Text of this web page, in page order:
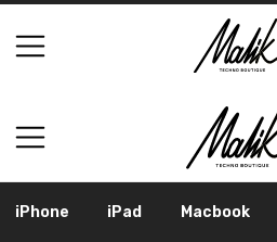
iPhone Apple Watch